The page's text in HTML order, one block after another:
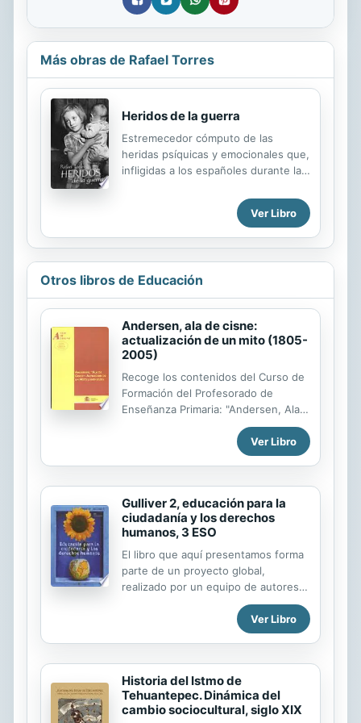
Más obras de Rafael Torres
Heridos de la guerra
Estremecedor cómputo de las
heridas psíquicas y emocionales que,
infligidas a los españoles durante la
abiertas porque la Victoria de Franco
escarbó y ahondó en ellas durante
40 años, y luego porque la Transición
se olvidó de cerrarlas o de procurar
victoria. Heridos de la Guerra, sexta
y última entrega de la serie que
más traumático de nuestra historia
reciente, se compone de las 17
historias reales, desconocidas,
escalofriantes, de 17 heridos graves
en aquella...
Ver Libro
Otros libros de Educación
Andersen, ala de cisne:
actualización de un mito (1805-
2005)
Recoge los contenidos del Curso de
Formación del Profesorado de
Enseñanza Primaria: "Andersen, Ala
de cisne: Actualización de un mito
(1805.2005)", celebrado en la
Universidad Internacional Menéndez
2004.
Ver Libro
Gulliver 2, educación para la
ciudadanía y los derechos
humanos, 3 ESO
El libro que aquí presentamos forma
parte de un proyecto global,
realizado por un equipo de autores
de las especialidades de Geografía e
Historia y de Filosofía. Es un
proyecto unitario y coherente para la
han fijado la pauta. En primer lugar,
se presta atención a la actualidad
más próxima con el objetivo con el
objetivo de transmitir a los alumnos
Ver Libro
Historia del Istmo de
Tehuantepec. Dinámica del
cambio sociocultural, siglo XIX